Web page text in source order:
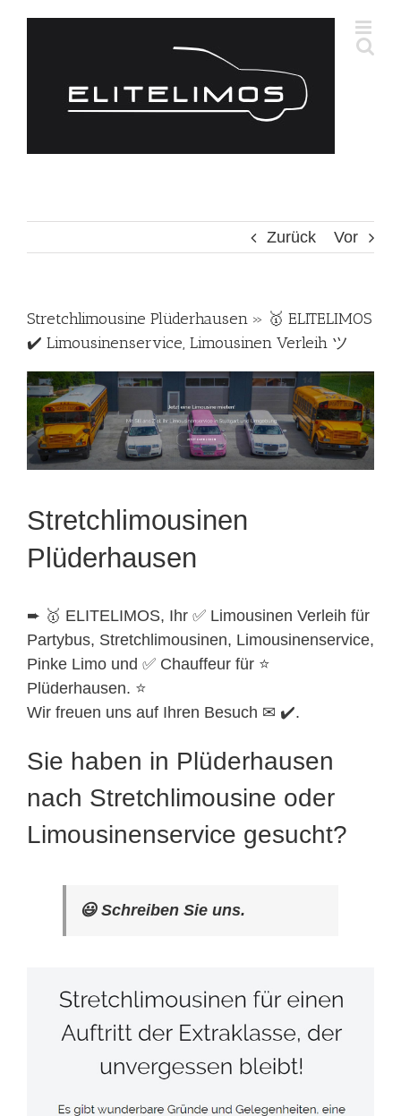
Zurück Vor
Stretchlimousine Plüderhausen » 🥇 ELITELIMOS
✔️ Limousinenservice, Limousinen Verleih ツ
Stretchlimousinen
Plüderhausen
➨ 🥇 ELITELIMOS, Ihr ✅ Limousinen Verleih für
Partybus, Stretchlimousinen, Limousinenservice,
Pinke Limo und ✅ Chauffeur für ⭐
Plüderhausen. ⭐
Wir freuen uns auf Ihren Besuch ✉ ✔️.
Sie haben in Plüderhausen
nach Stretchlimousine oder
Limousinenservice gesucht?
😃 Schreiben Sie uns.